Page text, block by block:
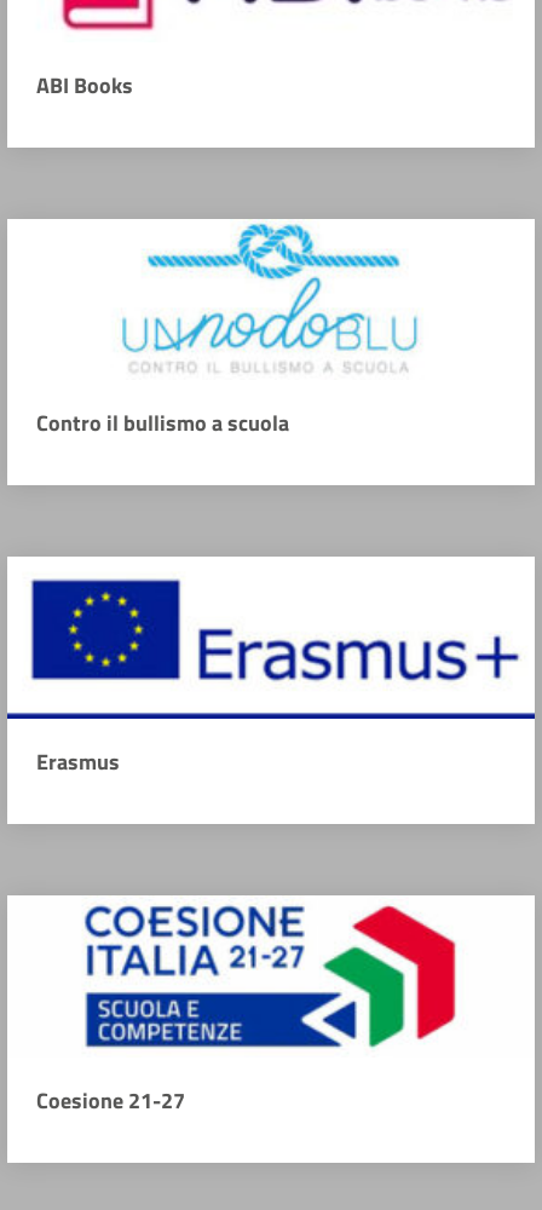
ABI Books
Contro il bullismo a scuola
Erasmus
Coesione 21-27